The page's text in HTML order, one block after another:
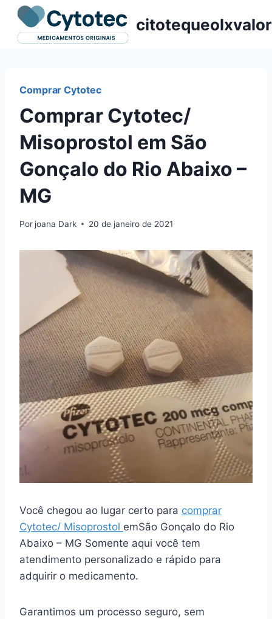
Pular
para
citotequeolxvalor
Comprar Cytotec
Comprar Cytotec/
Misoprostol em São
Gonçalo do Rio Abaixo –
MG
Por joana Dark 20 de janeiro de 2021
Você chegou ao lugar certo para comprar
Cytotec/ Misoprostol emSão Gonçalo do Rio
Abaixo – MG Somente aqui você tem
atendimento personalizado e rápido para
adquirir o medicamento.
Garantimos um processo seguro, sem